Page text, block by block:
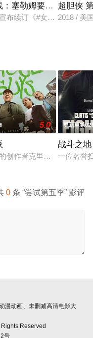
·迪兰塞德里克·维埃拉安
：塞勒姆要塞 第三季
布续订《#女巫前线：塞
超胆侠
2018 / 美
毁灭性的损失永远改变
5.0
的创作者克里斯·布兰卡托
更新至第02
战斗之地
一位名誉
0 条 “尝试第五季” 影评
漫动画、未删减高清电影大
Reserved
号